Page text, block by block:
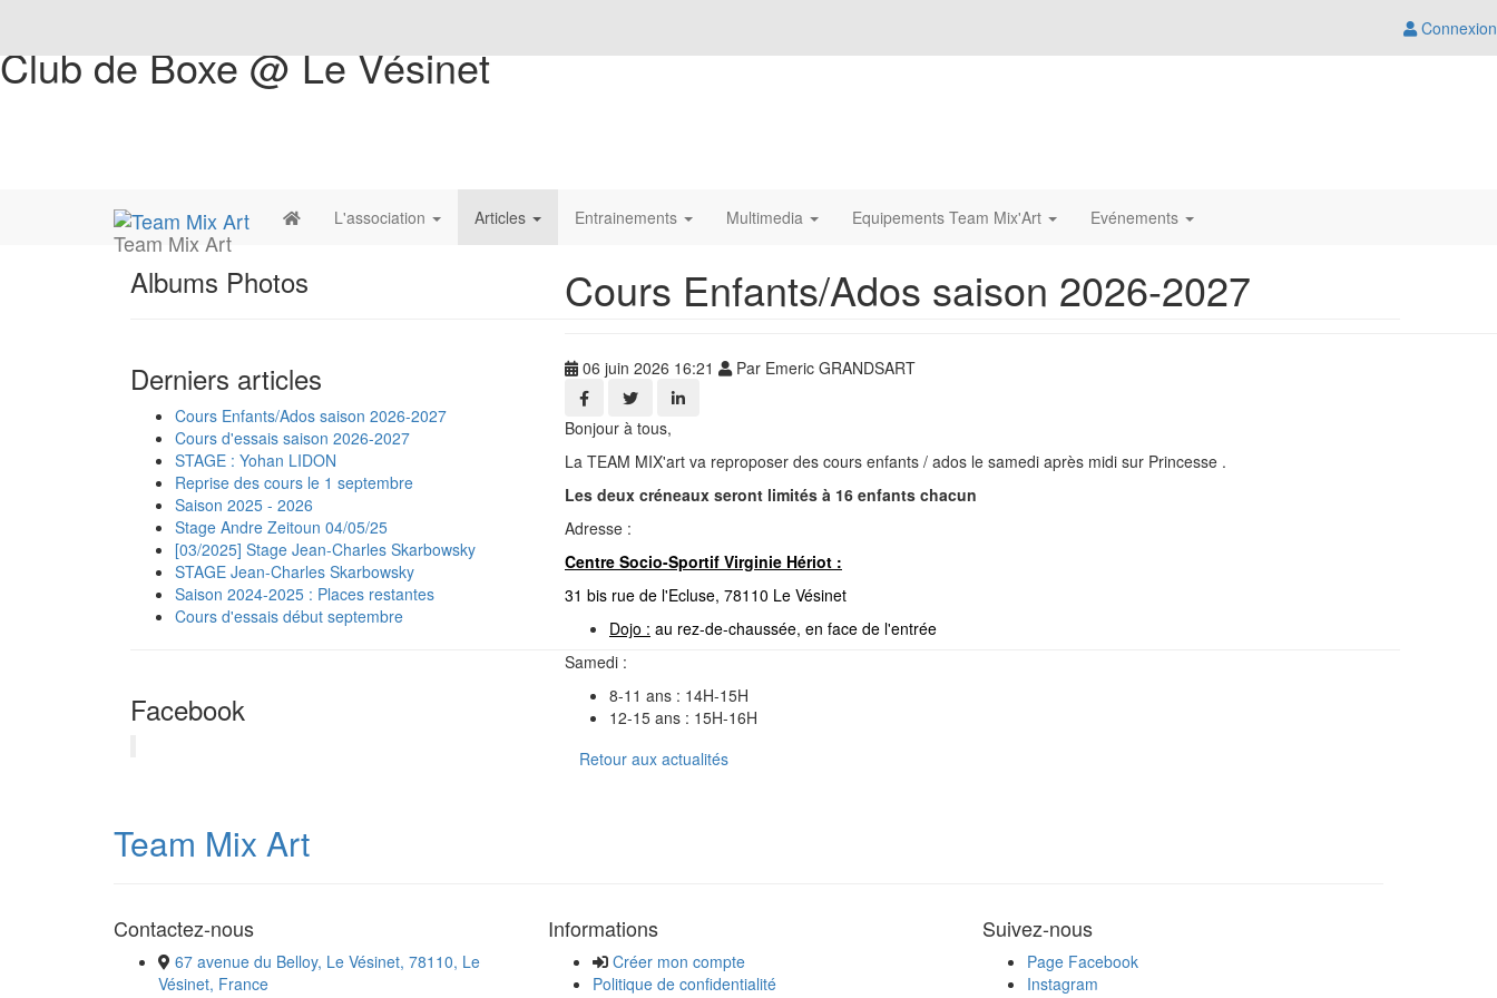
Connexion
Club de Boxe @ Le Vésinet
Team Mix Art
L'association Articles Entrainements Multimedia Equipements Team Mix'Art Evénements
Albums Photos
Derniers articles
Cours Enfants/Ados saison 2026-2027
Cours d'essais saison 2026-2027
STAGE : Yohan LIDON
Reprise des cours le 1 septembre
Saison 2025 - 2026
Stage Andre Zeitoun 04/05/25
[03/2025] Stage Jean-Charles Skarbowsky
STAGE Jean-Charles Skarbowsky
Saison 2024-2025 : Places restantes
Cours d'essais début septembre
Facebook
Cours Enfants/Ados saison 2026-2027
06 juin 2026 16:21 Par Emeric GRANDSART
Bonjour à tous,
La TEAM MIX'art va reproposer des cours enfants / ados le samedi après midi sur Princesse .
Les deux créneaux seront limités à 16 enfants chacun
Adresse :
Centre Socio-Sportif Virginie Hériot :
31 bis rue de l'Ecluse, 78110 Le Vésinet
Dojo : au rez-de-chaussée, en face de l'entrée
Samedi :
8-11 ans : 14H-15H
12-15 ans : 15H-16H
Retour aux actualités
Team Mix Art
Contactez-nous
67 avenue du Belloy, Le Vésinet, 78110, Le
Vésinet, France
Informations
Créer mon compte
Politique de confidentialité
Suivez-nous
Page Facebook
Instagram